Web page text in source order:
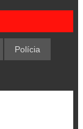
Polícia